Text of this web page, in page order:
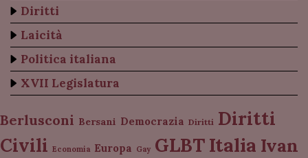
Diritti
Laicità
Politica italiana
XVII Legislatura
Berlusconi Bersani Democrazia Diritti Diritti
Civili Economia Europa Gay GLBT Italia Ivan